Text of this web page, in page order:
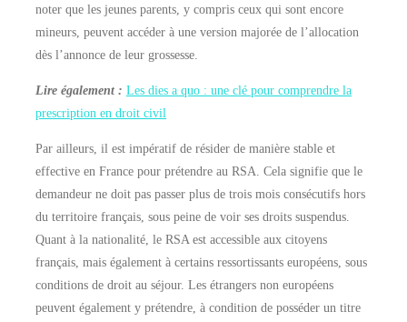
noter que les jeunes parents, y compris ceux qui sont encore
mineurs, peuvent accéder à une version majorée de l’allocation
dès l’annonce de leur grossesse.
Lire également : Les dies a quo : une clé pour comprendre la
prescription en droit civil
Par ailleurs, il est impératif de résider de manière stable et
effective en France pour prétendre au RSA. Cela signifie que le
demandeur ne doit pas passer plus de trois mois consécutifs hors
du territoire français, sous peine de voir ses droits suspendus.
Quant à la nationalité, le RSA est accessible aux citoyens
français, mais également à certains ressortissants européens, sous
conditions de droit au séjour. Les étrangers non européens
peuvent également y prétendre, à condition de posséder un titre